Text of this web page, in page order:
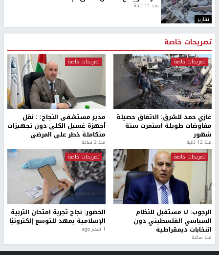
تقارير
منذ 11 ثانية
تصريحات خاصة
تصريحات خاصة
غازي حمد للشرق: الاتفاق حصيلة
مفاوضات طويلة استمرت ستة
شهور
منذ 12 ثانية
تصريحات خاصة
مدير مستشفى النجاح: : نقل
أجهزة غسيل الكلى دون تجهيزات
متكاملة خطر على المرضى
منذ 2 ساعة
تصريحات خاصة
الرجوب: لا مستقبل للنظام
السياسي الفلسطيني دون
انتخابات ديمقراطية
منذ ساعة
تصريحات خاصة
الخضور: نجاح تجربة امتحان التربية
الإسلامية يمهد للتوسع إلكترونيًا
1 شهر ago